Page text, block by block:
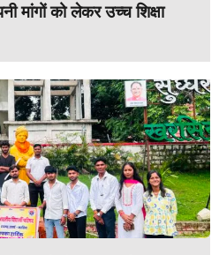
मांगों को लेकर उच्च शिक्षा